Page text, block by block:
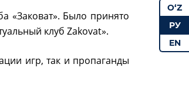
«Заковат». Было принято
клуб Zakovat».
игр, так и пропаганды
O‘Z
РУ
EN